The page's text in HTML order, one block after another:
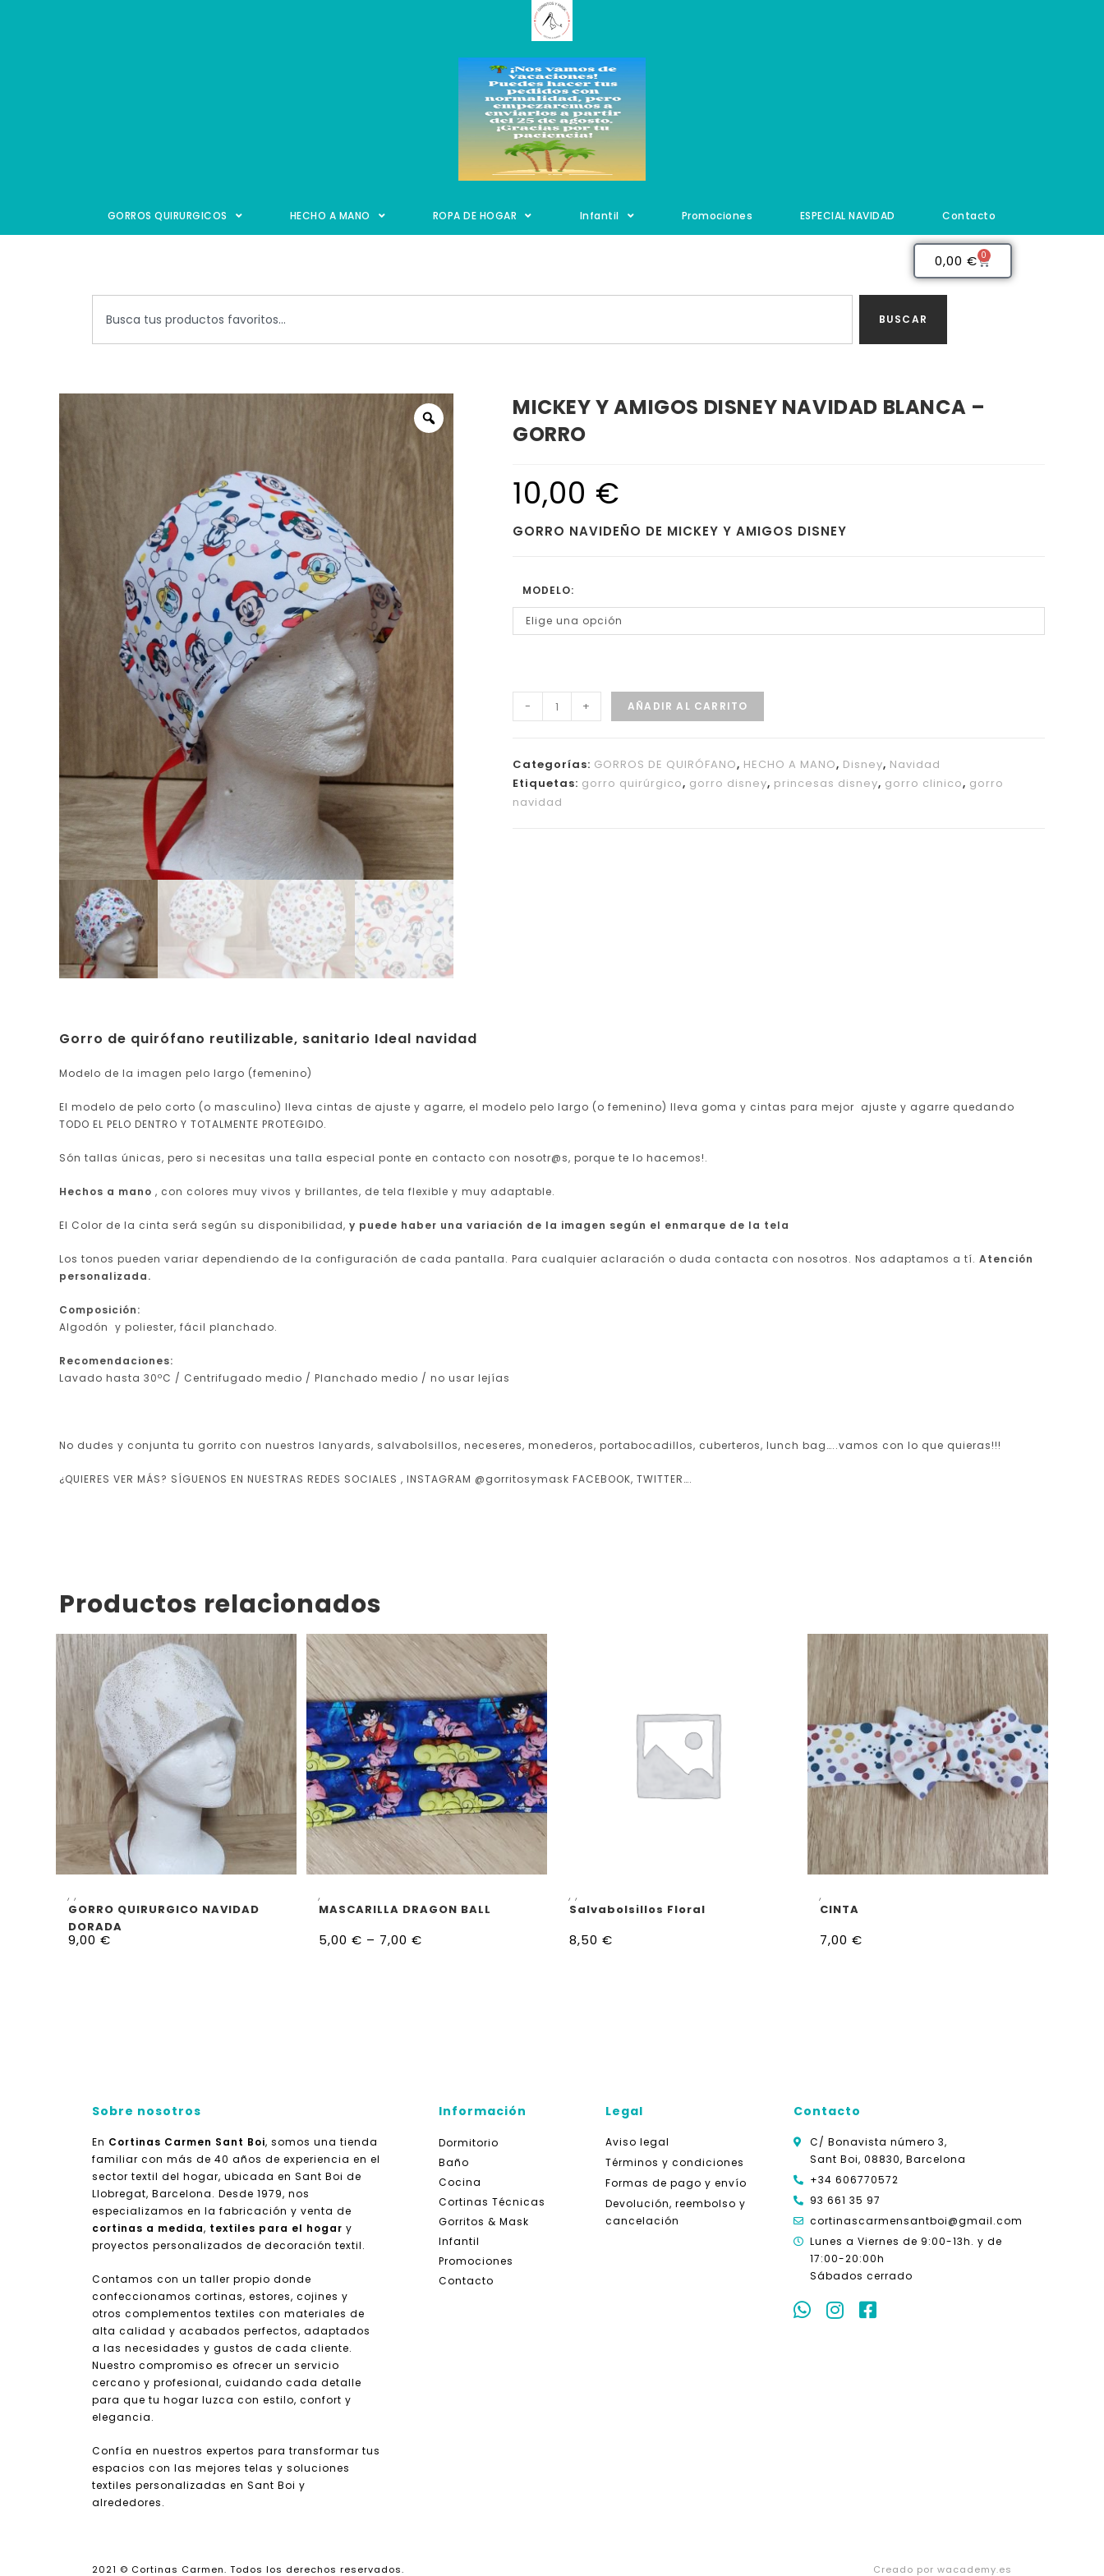
GORROS QUIRURGICOS HECHO A MANO ROPA DE HOGAR Infantil Promociones ESPECIAL NAVIDAD Contacto
0,00 € 0
BUSCAR
MICKEY Y AMIGOS DISNEY NAVIDAD BLANCA –
GORRO
10,00 €
GORRO NAVIDEÑO DE MICKEY Y AMIGOS DISNEY
MODELO:
Elige una opción
- + AÑADIR AL CARRITO
Categorías: GORROS DE QUIRÓFANO, HECHO A MANO, Disney, Navidad
Etiquetas: gorro quirúrgico, gorro disney, princesas disney, gorro clinico, gorro
navidad
Gorro de quirófano reutilizable, sanitario Ideal navidad
Modelo de la imagen pelo largo (femenino)
El modelo de pelo corto (o masculino) lleva cintas de ajuste y agarre, el modelo pelo largo (o femenino) lleva goma y cintas para mejor ajuste y agarre quedando
TODO EL PELO DENTRO Y TOTALMENTE PROTEGIDO.
Són tallas únicas, pero si necesitas una talla especial ponte en contacto con nosotr@s, porque te lo hacemos!.
Hechos a mano , con colores muy vivos y brillantes, de tela flexible y muy adaptable.
El Color de la cinta será según su disponibilidad, y puede haber una variación de la imagen según el enmarque de la tela
Los tonos pueden variar dependiendo de la configuración de cada pantalla. Para cualquier aclaración o duda contacta con nosotros. Nos adaptamos a tí. Atención
personalizada.
Composición:
Algodón y poliester, fácil planchado.
Recomendaciones:
Lavado hasta 30ºC / Centrifugado medio / Planchado medio / no usar lejías
No dudes y conjunta tu gorrito con nuestros lanyards, salvabolsillos, neceseres, monederos, portabocadillos, cuberteros, lunch bag…..vamos con lo que quieras!!!
¿QUIERES VER MÁS? SÍGUENOS EN NUESTRAS REDES SOCIALES , INSTAGRAM @gorritosymask FACEBOOK, TWITTER….
Productos relacionados
,,
GORRO QUIRURGICO NAVIDAD
DORADA
9,00€
,
MASCARILLA DRAGON BALL
5,00€ – 7,00€
,,
Salvabolsillos Floral
8,50€
,
CINTA
7,00€
Sobre nosotros
En Cortinas Carmen Sant Boi, somos una tienda
familiar con más de 40 años de experiencia en el
sector textil del hogar, ubicada en Sant Boi de
Llobregat, Barcelona. Desde 1979, nos
especializamos en la fabricación y venta de
cortinas a medida, textiles para el hogar y
proyectos personalizados de decoración textil.
Contamos con un taller propio donde
confeccionamos cortinas, estores, cojines y
otros complementos textiles con materiales de
alta calidad y acabados perfectos, adaptados
a las necesidades y gustos de cada cliente.
Nuestro compromiso es ofrecer un servicio
cercano y profesional, cuidando cada detalle
para que tu hogar luzca con estilo, confort y
elegancia.
Confía en nuestros expertos para transformar tus
espacios con las mejores telas y soluciones
textiles personalizadas en Sant Boi y
alrededores.
Información
Dormitorio
Baño
Cocina
Cortinas Técnicas
Gorritos & Mask
Infantil
Promociones
Contacto
Legal
Aviso legal
Términos y condiciones
Formas de pago y envío
Devolución, reembolso y
cancelación
Contacto
C/ Bonavista número 3,
Sant Boi, 08830, Barcelona
+34 606770572
93 661 35 97
cortinascarmensantboi@gmail.com
Lunes a Viernes de 9:00-13h. y de
17:00-20:00h
Sábados cerrado
2021 © Cortinas Carmen. Todos los derechos reservados. Creado por wacademy.es